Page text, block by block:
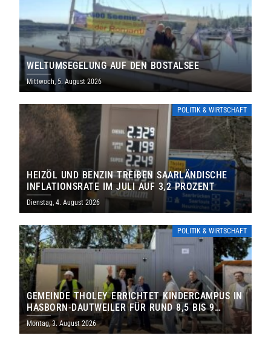
WELTUMSEGELUNG AUF DEN BOSTALSEE
Mittwoch, 5. August 2026
POLITIK & WIRTSCHAFT
HEIZÖL UND BENZIN TREIBEN SAARLÄNDISCHE
INFLATIONSRATE IM JULI AUF 3,2 PROZENT
Dienstag, 4. August 2026
POLITIK & WIRTSCHAFT
GEMEINDE THOLEY ERRICHTET KINDERCAMPUS IN
HASBORN-DAUTWEILER FÜR RUND 8,5 BIS 9
MILLIONEN EURO
Montag, 3. August 2026